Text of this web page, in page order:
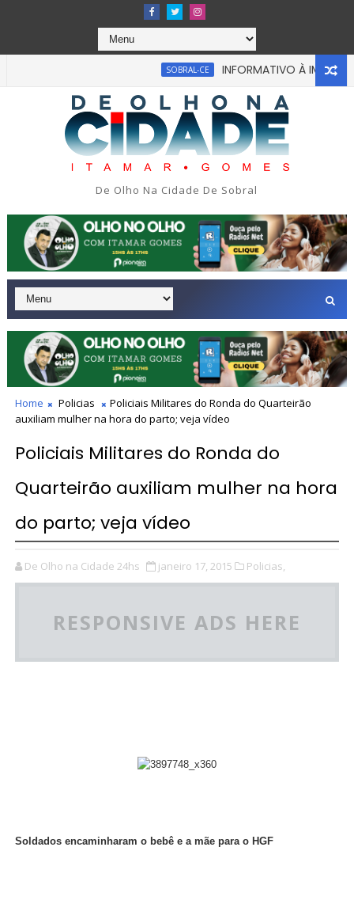
SOBRAL-CE INFORMATIVO À IMPRENSA
De Olho Na Cidade De Sobral
Home Policias
Policiais Militares do Ronda do Quarteirão
auxiliam mulher na hora do parto; veja vídeo
Policiais Militares do Ronda do
Quarteirão auxiliam mulher na hora
do parto; veja vídeo
De Olho na Cidade 24hs janeiro 17, 2015 Policias,
RESPONSIVE ADS HERE
Soldados encaminharam o bebê e a mãe para o HGF